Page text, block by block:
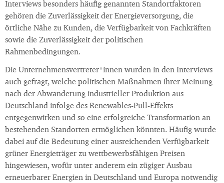
Interviews besonders häufig genannten Standortfaktoren
gehören die Zuverlässigkeit der Energieversorgung, die
örtliche Nähe zu Kunden, die Verfügbarkeit von Fachkräften
sowie die Zuverlässigkeit der politischen
Rahmenbedingungen.
Die Unternehmensvertreter*innen wurden in den Interviews
auch gefragt, welche politischen Maßnahmen ihrer Meinung
nach der Abwanderung industrieller Produktion aus
Deutschland infolge des Renewables-Pull-Effekts
entgegenwirken und so eine erfolgreiche Transformation an
bestehenden Standorten ermöglichen könnten. Häufig wurde
dabei auf die Bedeutung einer ausreichenden Verfügbarkeit
grüner Energieträger zu wettbewerbsfähigen Preisen
hingewiesen, wofür unter anderem ein zügiger Ausbau
erneuerbarer Energien in Deutschland und Europa notwendig